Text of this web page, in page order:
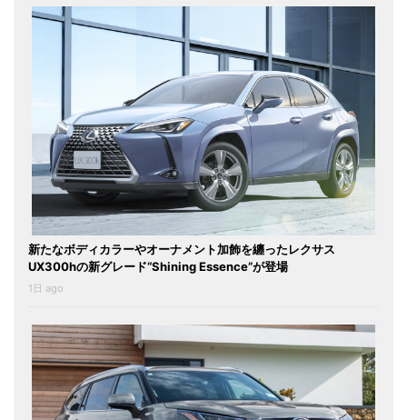
新たなボディカラーやオーナメント加飾を纏ったレクサス
UX300hの新グレード“Shining Essence”が登場
1日 ago